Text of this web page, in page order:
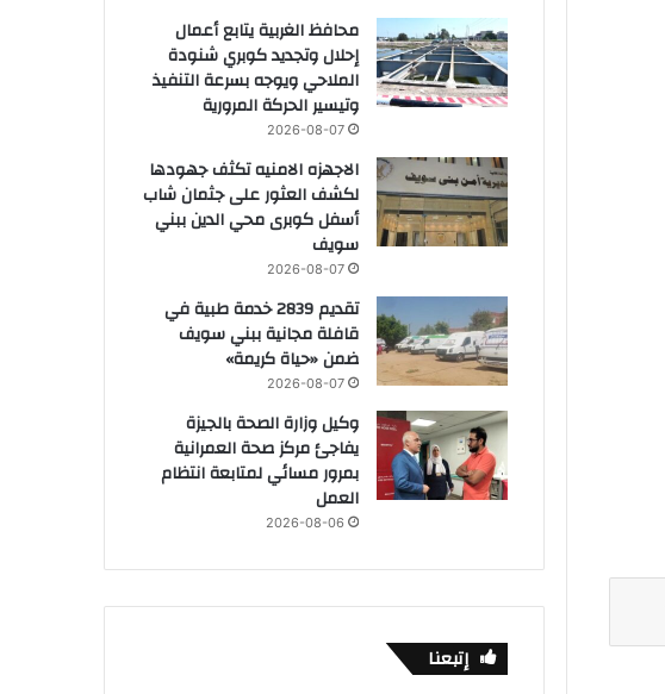
محافظ الغربية يتابع أعمال
إحلال وتجديد كوبري شنودة
الملاحي ويوجه بسرعة التنفيذ
وتيسير الحركة المرورية
2026-08-07
الاجهزه الامنيه تكثف جهودها
لكشف العثور على جثمان شاب
أسفل كوبرى محي الدين ببني
سويف
2026-08-07
تقديم 2839 خدمة طبية في
قافلة مجانية ببني سويف
ضمن «حياة كريمة»
2026-08-07
وكيل وزارة الصحة بالجيزة
يفاجئ مركز صحة العمرانية
بمرور مسائي لمتابعة انتظام
العمل
2026-08-06
إتبعنا